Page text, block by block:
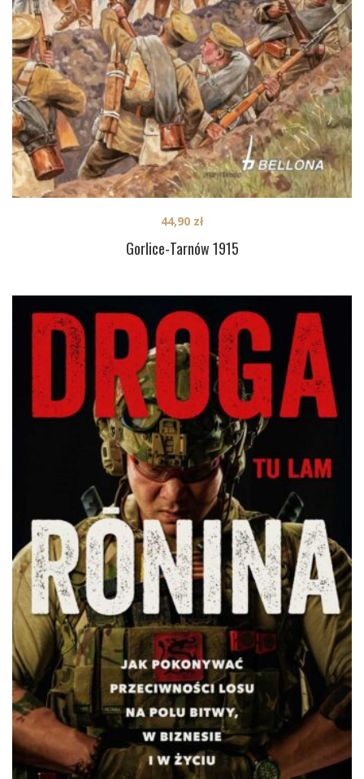
Gorlice-Tarnów 1915
44,90 zł